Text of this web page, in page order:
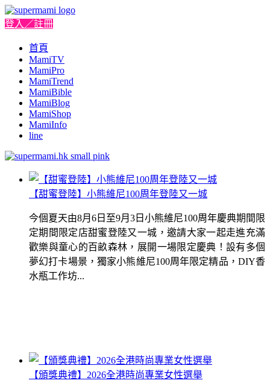
登入／註冊
首頁
MamiTV
MamiPro
MamiTrend
MamiBible
MamiBlog
MamiShop
MamiInfo
line
【甜蜜登陸】小熊維尼100周年登陸又一城
今個夏天由8月6日至9月3日小熊維尼100周年慶典期間限
定期間限定店甜蜜登陸又一城，邀請大家一起走進充滿
歡樂與童心的百畝森林，展開一場限定慶典！設有多個
夢幻打卡場景，獨家小熊維尼100周年限定精品，DIY香
水瓶工作坊...
【頒獎典禮】2026全港時尚專業女性選舉